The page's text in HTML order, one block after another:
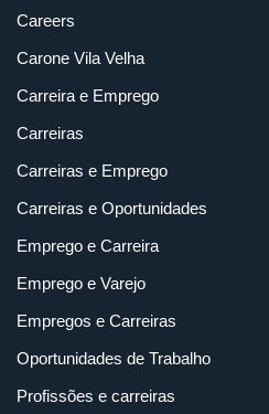
Careers
Carone Vila Velha
Carreira e Emprego
Carreiras
Carreiras e Emprego
Carreiras e Oportunidades
Emprego e Carreira
Emprego e Varejo
Empregos e Carreiras
Oportunidades de Trabalho
Profissões e carreiras